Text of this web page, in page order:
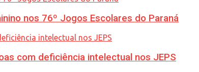
nos 76º Jogos Escolares do Paraná
com deficiência intelectual nos JEPS